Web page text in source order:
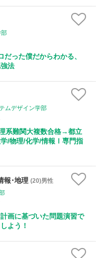
った僕だからわかる、
法
ムデザイン学部
系難関大複数合格→都立
/物理/化学/情報Ⅰ専門指
報･地理 (20)男性
画に基づいた問題演習で
よう！